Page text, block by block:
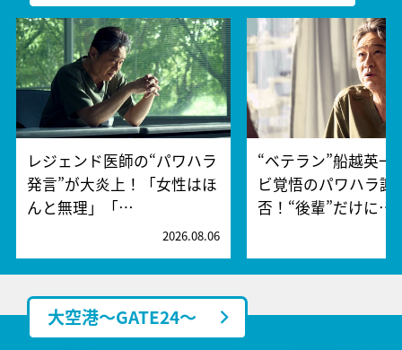
レジェンド医師の“パワハラ
発言”が大炎上！「女性はほ
んと無理」「…
2026.08.06
“ベテラン”船越英一
ビ覚悟のパワハラ謝
否！“後輩”だけに…
大空港～GATE24～